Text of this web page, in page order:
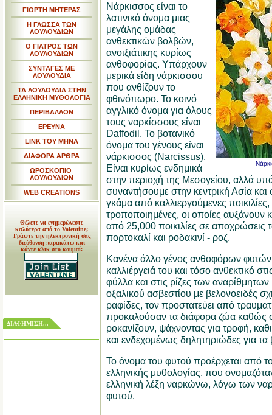
ΓΙΟΡΤΗ ΜΗΤΕΡΑΣ
Η ΓΛΩΣΣΑ ΤΩΝ
ΛΟΥΛΟΥΔΙΩΝ
Ο ΓΙΑΤΡΟΣ ΤΩΝ
ΛΟΥΛΟΥΔΙΩΝ
ΣΥΝΤΑΓΕΣ ΜΕ
ΛΟΥΛΟΥΔΙΑ
ΤΑ ΛΟΥΛΟΥΔΙΑ ΣΤΗΝ
ΕΛΛΗΝΙΚΗ ΜΥΘΟΛΟΓΙΑ
ΠΕΡΙΒΑΛΛΟΝ
ΕΡΕΥΝΑ
LINK TOY MHNA
ΔΙΑΦΟΡΑ ΑΡΘΡΑ
ΩΡΟΣΚΟΠΙΟ
ΛΟΥΛΟΥΔΙΩΝ
WEB CREATIONS
Θέλετε να ενημερώνεστε
καλύτερα από το Valentine;
Γράψτε την ηλεκτρονική σας
διεύθυνση παρακάτω και
κάντε κλικ στο κουμπί:
ΔΙΑΦΗΜΙΣΗ...
Νάρκισσος είναι το
λατινικό όνομα μιας
μεγάλης ομάδας
ανθεκτικών βολβών,
ανοιξιάτικης κυρίως
ανθοφορίας. Υπάρχουν
μερικά είδη νάρκισσου
που ανθίζουν το
φθινόπωρο. Το κοινό
αγγλικό όνομα για όλους
τους ναρκίσσους είναι
Daffodil. Το βοτανικό
όνομα του γένους είναι
νάρκισσος (Narcissus).
Είναι κυρίως ενδημικά
στην περιοχή της Μεσογείου, αλλά
συναντήσουμε στην κεντρική Ασία
γκάμα από καλλιεργούμενες
τροποποιημένες, οι οποίες
από 25,000 ποικιλίες σε αποχρώσεις
πορτοκαλί και ροδακινί - ροζ.
Κανένα άλλο γένος ανθοφόρων φυτών
καλλιέργειά του και τόσο ανθεκτικό
φύλλα και στις ρίζες των
οξαλικού ασβεστίου με βελονοειδές
ραφίδες, τον προστατεύει από
προκαλούσαν τα διάφορα ζώα καθώς
ροκανίζουν, ψάχνοντας για τροφή,
και ενδεχομένως δηλητηριώδες για τα
Το όνομα του φυτού προέρχεται από
ελληνικής μυθολογίας, που
ελληνική λέξη ναρκώνω, λόγω των
φυτού.